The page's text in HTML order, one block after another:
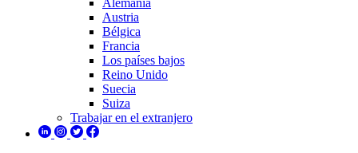
Alemania
Austria
Bélgica
Francia
Los países bajos
Reino Unido
Suecia
Suiza
Trabajar en el extranjero